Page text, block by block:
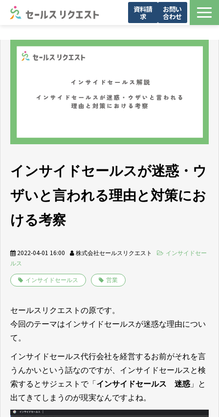
資料請
求
お問い
合わせ
メンバー紹介
お役立ち資料
ブログ
インサイドセールスが迷惑・ウ
ザいと言われる理由と対策にお
ける考察
2022-04-01 16:00 株式会社セールスリクエスト
インサイドセー
ルス
インサイドセールス 営業
セールスリクエストの原です。
今回のテーマはインサイドセールスが迷惑な理由につい
て。
インサイドセールス代行会社を経営するお前がそれを言
うんかいという話なのですが、インサイドセールスと検
索するとサジェストで「 インサイドセールス 迷惑 」と
出てきてしまうのが現実なんですよね。